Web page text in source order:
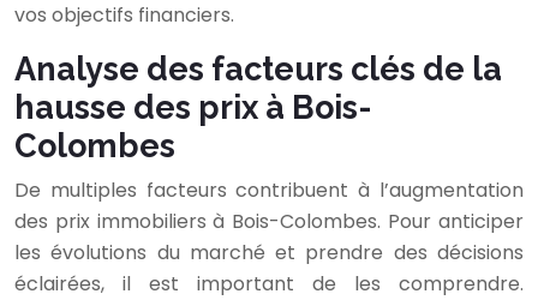
vos objectifs financiers.
Analyse des facteurs clés de la
hausse des prix à Bois-
Colombes
De multiples facteurs contribuent à l’augmentation
des prix immobiliers à Bois-Colombes. Pour anticiper
les évolutions du marché et prendre des décisions
éclairées, il est important de les comprendre.